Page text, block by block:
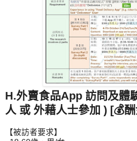
H.外賣食品App 訪問及體
人 或 外藉人士參加 ) [💰
【被訪者要求】